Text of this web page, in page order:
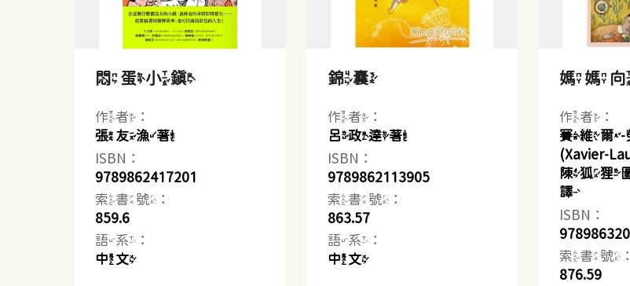
悶蛋小鎮
作者：
張友漁著
ISBN：
9789862417201
索書號：
859.6
語系：
中文
錦囊
作者：
呂政達著
ISBN：
9789862113905
索書號：
863.57
語系：
中文
媽媽
作者：
賽維爾-
(Xavier-
陳狐狸
譯
ISBN：
索書號
876.59